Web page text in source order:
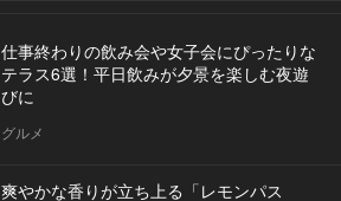
仕事終わりの飲み会や女子会にぴったりな
テラス6選！平日飲みが夕景を楽しむ夜遊
びに
グルメ
爽やかな香りが立ち上る「レモンパス